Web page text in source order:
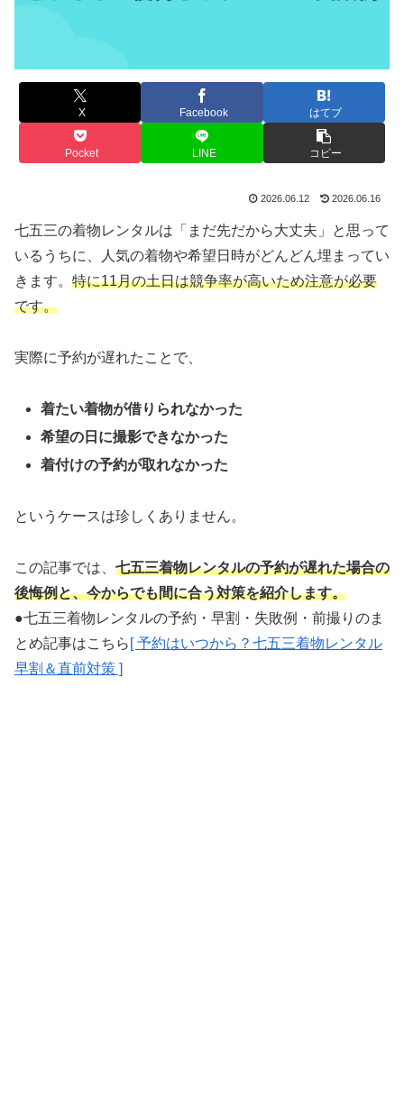
X Facebook はてブ
Pocket LINE コピー
2026.06.12 2026.06.16
七五三の着物レンタルは「まだ先だから大丈夫」と思って
いるうちに、人気の着物や希望日時がどんどん埋まってい
きます。 特に11月の土日は競争率が高いため注意が必要
です。
実際に予約が遅れたことで、
着たい着物が借りられなかった
希望の日に撮影できなかった
着付けの予約が取れなかった
というケースは珍しくありません。
この記事では、 七五三着物レンタルの予約が遅れた場合の
後悔例と、今からでも間に合う対策を紹介します。
●七五三着物レンタルの予約・早割・失敗例・前撮りのま
とめ記事はこちら [ 予約はいつから？七五三着物レンタル
早割＆直前対策 ]